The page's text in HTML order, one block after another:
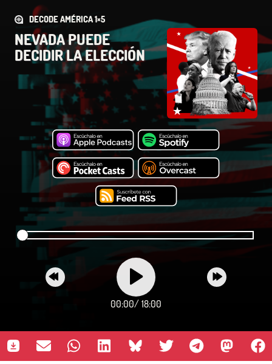
DECODE AMÉRICA 1×5
NEVADA PUEDE
DECIDIR LA ELECCIÓN
00:00/ 18:00